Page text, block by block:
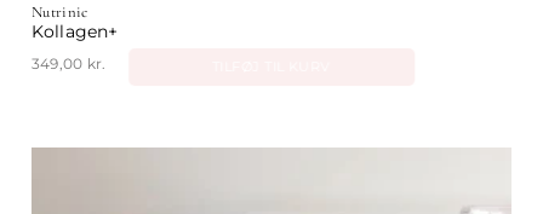
Nutrinic
Kollagen+
349,00 kr.